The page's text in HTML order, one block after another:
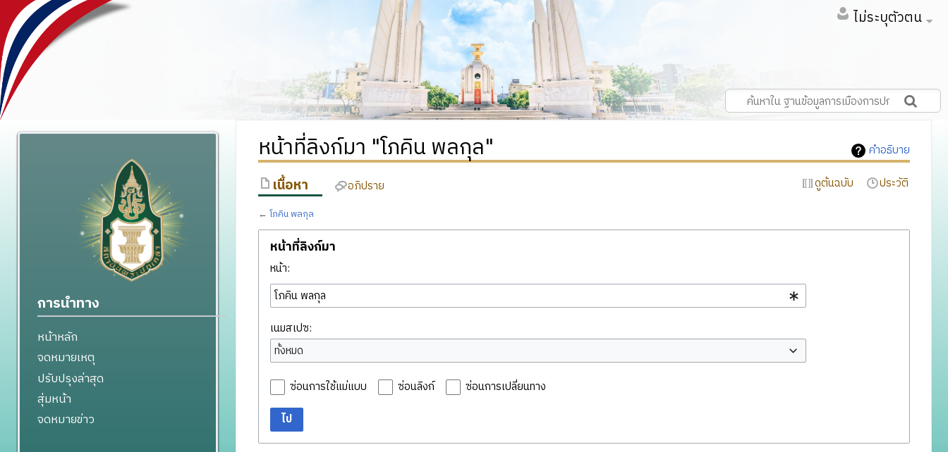
ไม่ระบุตัวตน
คำอธิบาย
หน้าที่ลิงก์มา "โภคิน พลกุล"
เนื้อหา อภิปราย ดูต้นฉบับ ประวัติ
← โภคิน พลกุล
หน้าที่ลิงก์มา
หน้า:
เนมสเปซ:
ทั้งหมด
ซ่อนการใช้แม่แบบ ซ่อนลิงก์
ซ่อนการเปลี่ยนทาง
ไป
การนำทาง
หน้าหลัก
จดหมายเหตุ
ปรับปรุงล่าสุด
สุ่มหน้า
จดหมายข่าว